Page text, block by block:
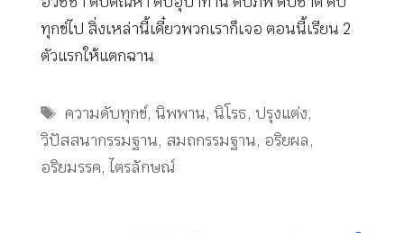
ทุกข์ไป สิ่งเหล่านี้เดี๋ยวพวกเราก็เจอ ตอนนี้เรียน 2
ตัวแรกให้แตกฉาน
Tags
ความดับทุกข์, นิพพาน, นิโรธ, ปรุงแต่ง,
วิปัสสนากรรมฐาน, สมถกรรมฐาน, อริยผล,
อริยมรรค, ไตรลักษณ์